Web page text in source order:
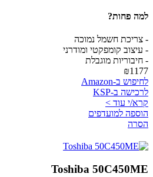
למה פחות?
- צריכת חשמל נמוכה
- עיצוב קומפקטי ומודרני
- חיבוריות מוגבלת
₪1177
לחיפוש ב-Amazon
לרכישה ב-KSP
קרא/י עוד >
הוספה למועדפים
הסרה
Toshiba 50C450ME